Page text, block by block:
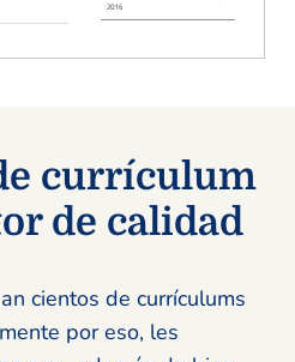
currículum
de calidad
cientos de currículums
por eso, les